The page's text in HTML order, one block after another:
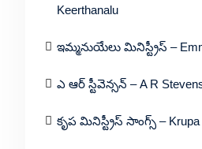
Keerthanalu
ఇమ్మనుయేలు మినిస్ట్రీస్ –
ఎ ఆర్ స్టీవెన్సన్ – A R
కృప మినిస్ట్రీస్ సాంగ్స్ – Krupa